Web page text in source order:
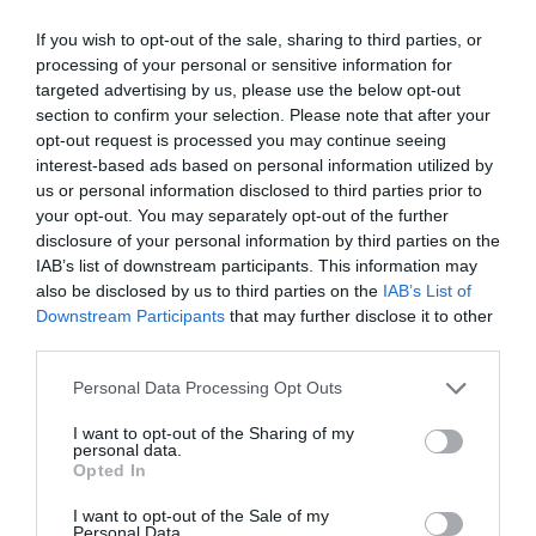
If you wish to opt-out of the sale, sharing to third parties, or
processing of your personal or sensitive information for
targeted advertising by us, please use the below opt-out
section to confirm your selection. Please note that after your
opt-out request is processed you may continue seeing
interest-based ads based on personal information utilized by
us or personal information disclosed to third parties prior to
your opt-out. You may separately opt-out of the further
disclosure of your personal information by third parties on the
IAB’s list of downstream participants. This information may
also be disclosed by us to third parties on the IAB’s List of
Downstream Participants that may further disclose it to other
Personal Data Processing Opt Outs
I want to opt-out of the Sharing of my
personal data.
Opted In
I want to opt-out of the Sale of my
Personal Data.
filamentu
Średnica
filamentu
1.750 mm
Długość
filamentu na
rolce
330 metr
Tolerancja
średnicy
0.050 mm
Rekomendowana
pracy - głowica
190 °C
220 °C
Podciśnieniowe
przed wilgocią
Tak
Pochłaniacz
Tak
Filament
nawinięty na
szpulę
Tak
Średnica szpuli 165.000 mm